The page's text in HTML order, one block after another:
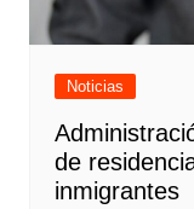
Noticias
de
inmigrantes